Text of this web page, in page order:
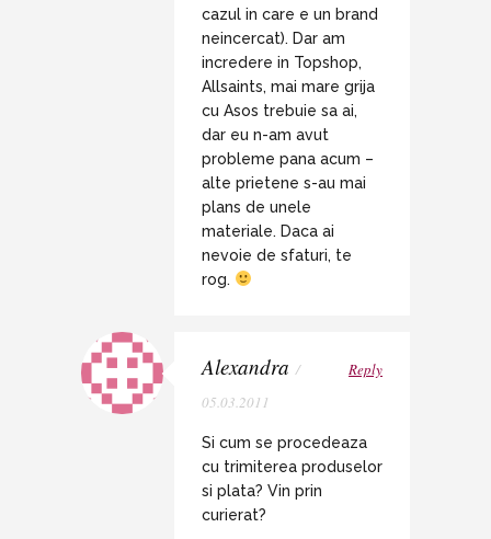
cazul in care e un brand
neincercat). Dar am
incredere in Topshop,
Allsaints, mai mare grija
cu Asos trebuie sa ai,
dar eu n-am avut
probleme pana acum –
alte prietene s-au mai
plans de unele
materiale. Daca ai
nevoie de sfaturi, te
rog.
Alexandra /
05.03.2011
Reply
Si cum se procedeaza
cu trimiterea produselor
si plata? Vin prin
curierat?